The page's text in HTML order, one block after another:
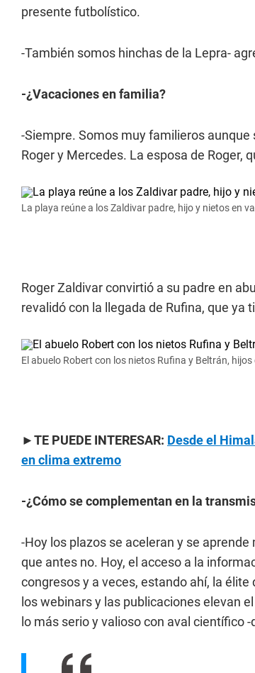
presente futbolístico.
-También somos hinchas de la Lepra-
-¿Vacaciones en familia?
-Siempre. Somos muy familieros aunque
Roger y Mercedes. La esposa de Roger,
La playa reúne a los Zaldivar padre, hijo y nietos en
Roger Zaldivar convirtió a su padre en
revalidó con la llegada de Rufina, que ya
El abuelo Robert con los nietos Rufina y Beltrán, hijos
►TE PUEDE INTERESAR: Desde el
en clima extremo
-¿Cómo se complementan en la
-Hoy los plazos se aceleran y se
que antes no. Hoy, el acceso a la
congresos y a veces, estando ahí, la
los webinars y las publicaciones elevan
lo más serio y valioso con aval científico